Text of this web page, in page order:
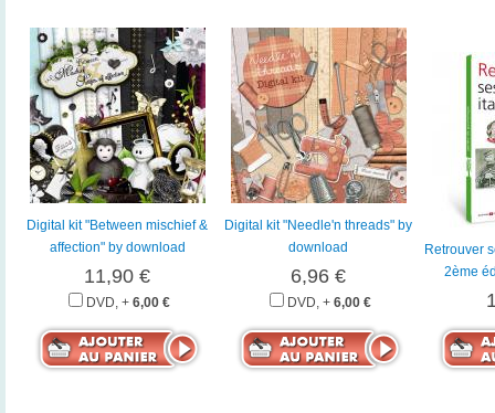
Digital kit "Between mischief &
affection" by download
11,90 €
DVD, + 6,00 €
Digital kit "Needle'n threads" by
download
6,96 €
DVD, + 6,00 €
Retrouver
2ème